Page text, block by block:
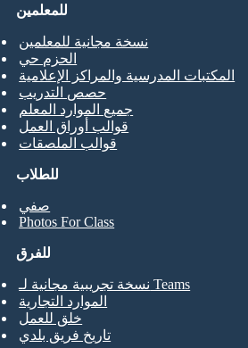
للطلاب
صفي
Photos For Class
للمعلمين
نسخة مجانية للمعلمين
الحزم حي
المكتبات المدرسية والمراكز الإعلامية
حصص التدريب
جميع الموارد المعلم
قوالب أوراق العمل
قوالب الملصقات
للفرق
نسخة تجريبية مجانية لـ Teams
الموارد التجارية
خلق للعمل
تاريخ فريق بلدي